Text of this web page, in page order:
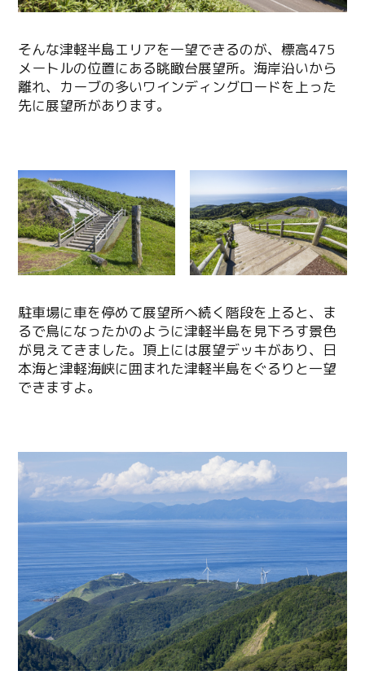
そんな津軽半島エリアを一望できるのが、標高475
メートルの位置にある眺瞰台展望所。海岸沿いから
離れ、カーブの多いワインディングロードを上った
先に展望所があります。
駐車場に車を停めて展望所へ続く階段を上ると、ま
るで鳥になったかのように津軽半島を見下ろす景色
が見えてきました。頂上には展望デッキがあり、日
本海と津軽海峡に囲まれた津軽半島をぐるりと一望
できますよ。
Facebook
Line